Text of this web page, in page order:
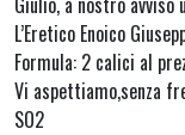
L’Eretico Enoico
Formula: 2 calici al
Vi aspettiamo,senza
SO2